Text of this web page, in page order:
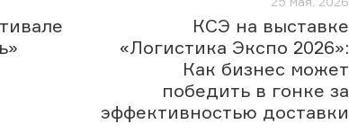
КСЭ на выставке
«Логистика Экспо 2026»:
Как бизнес может
победить в гонке за
эффективностью доставки